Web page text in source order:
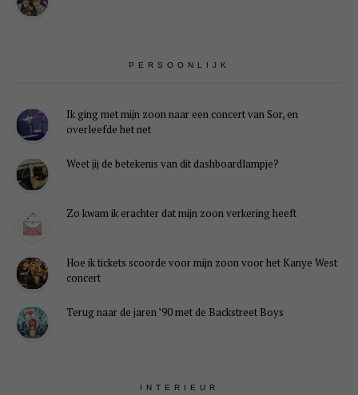
PERSOONLIJK
Ik ging met mijn zoon naar een concert van Sor, en
overleefde het net
Weet jij de betekenis van dit dashboardlampje?
Zo kwam ik erachter dat mijn zoon verkering heeft
Hoe ik tickets scoorde voor mijn zoon voor het Kanye West
concert
Terug naar de jaren ’90 met de Backstreet Boys
INTERIEUR